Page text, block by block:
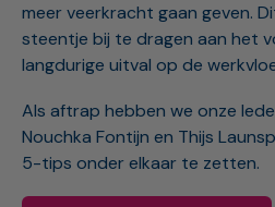
meer veerkracht gaan geven.
steentje bij te dragen aan het
langdurige uitval op de
Als aftrap hebben we onze
Nouchka Fontijn en Thijs
5-tips onder elkaar te zetten.